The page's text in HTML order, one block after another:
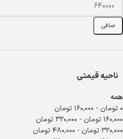
صافی
ناحیه قیمتی
همه
۰ تومان - ۱۶۰,۰۰۰تومان
۱۶۰,۰۰۰تومان - ۳۲۰,۰۰۰تومان
۳۲۰,۰۰۰تومان - ۴۸۰,۰۰۰تومان